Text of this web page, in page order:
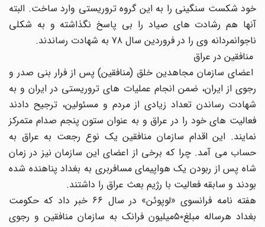
خود شکست سنگینی را به این گروه تروریستی وارد ساخت. البته
آنها هم رشادت های صیاد را بی پاسخ نگذاشته و به شکلی
ناجوانمردانه وی را در فروردین سال ۷۸ به شهادت رساندند.
منافقین در عراق
اعضای سازمان مجاهدین خلق (منافقین) پس از فرار بنی صدر و
رجوی از ایران، ضمن انجام عملیات های تروریستی در ایران و به
شهادت رساندن تعداد زیادی از مردم و مسئولین، ترجیح دادند
فعالیت های خود را در عراق و به عنوان ستون پنجم صدام متمرکز
نمایند. این اقدام سازمان منافقین یک نوع رجعت به عراق به
حساب می آمد. چرا که برخی از اعضای این سازمان نیز در زمان
شاه پس از ربودن یک هواپیمای مسافربری به بغداد پناهنده شده
بودند و سابقه فعالیت با رژیم بعث عراق را داشتند.
هفته نامه فرانسوی «لوپوئن» در سال ۶۶ خبر داد که حکومت
بغداد هرساله مبلغ۵۰میلیون فرانک به سازمان منافقین و رجوی